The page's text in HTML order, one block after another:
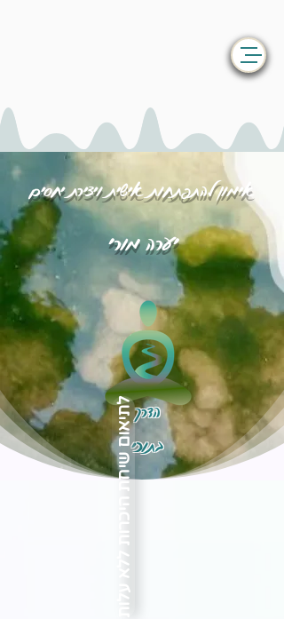
אימון להתפתחות אישית ויצירת יחסים
יערה מורי
הדרך
בתוכילתיאום שיחת היכרות ללא עלות